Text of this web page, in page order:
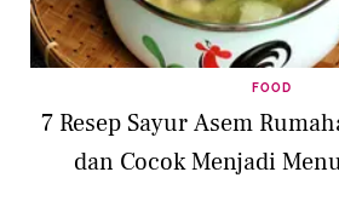
FOOD
7 Resep Sayur Asem
dan Cocok Menjadi